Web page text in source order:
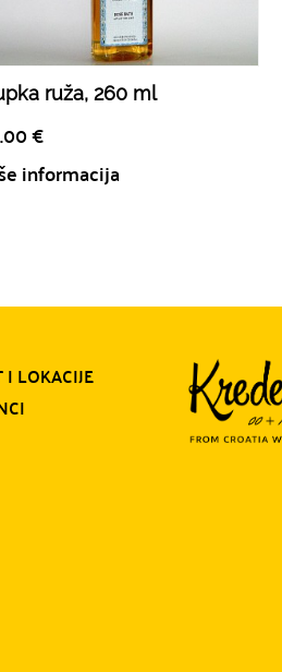
ruža, 260 ml
€
informacija
LOKACIJE